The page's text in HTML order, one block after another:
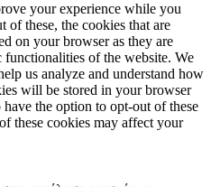
your experience while you
of these, the cookies that are
on your browser as they are
of the website. We
us analyze and understand how
will be stored in your browser
the option to opt-out of these
these cookies may affect your